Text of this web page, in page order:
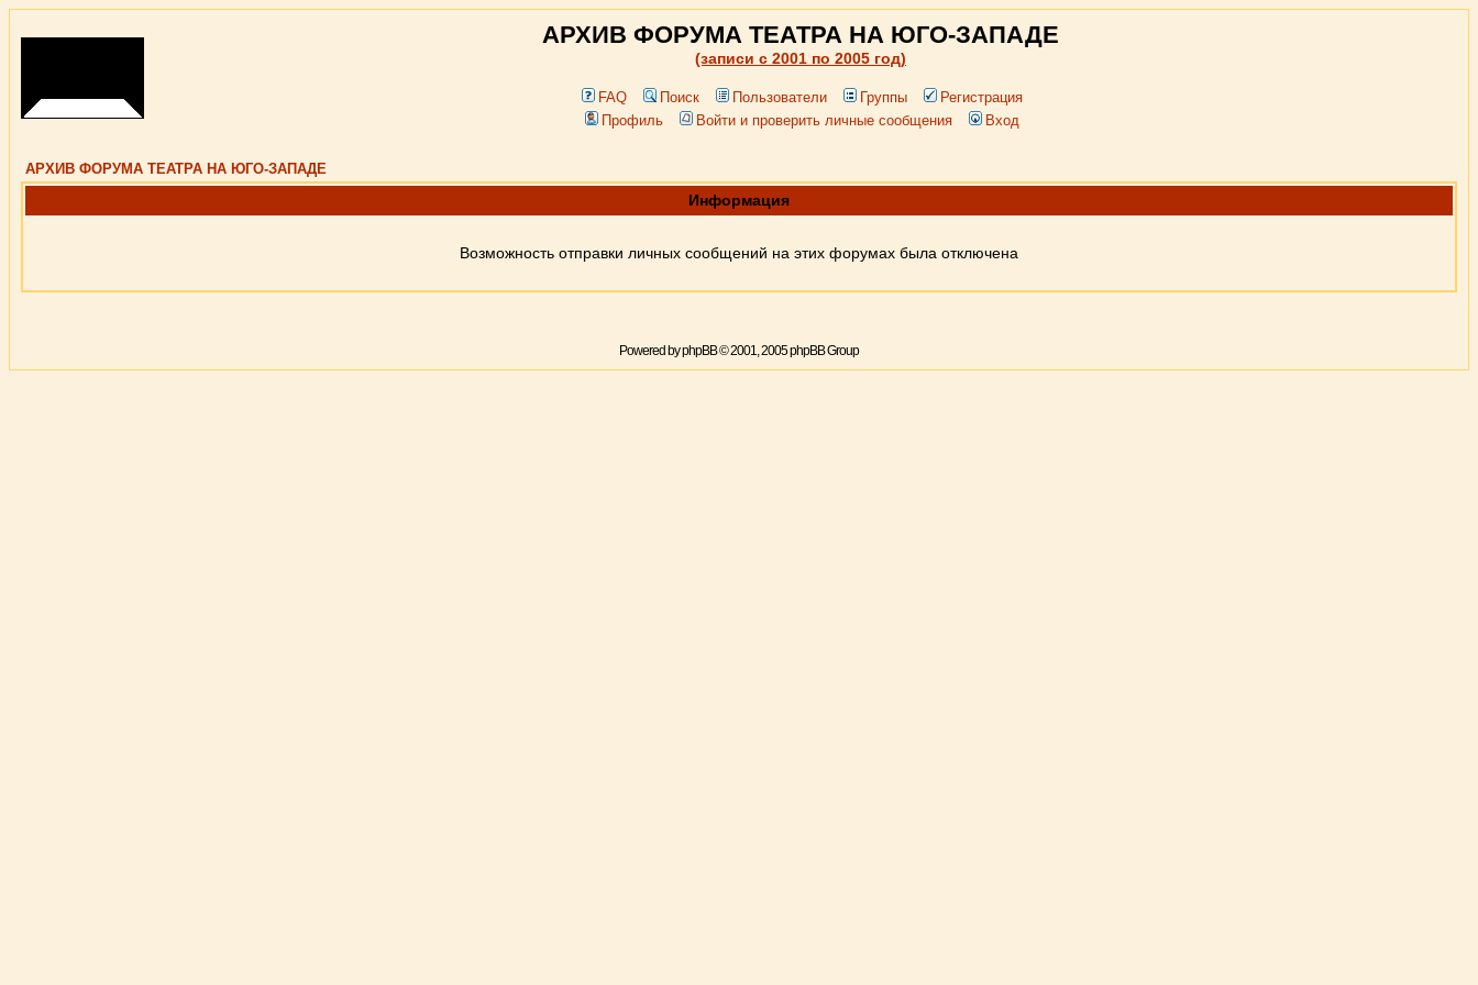
АРХИВ ФОРУМА ТЕАТРА НА ЮГО-ЗАПАДЕ
(записи c 2001 по 2005 год)
FAQ Поиск Пользователи Группы
Регистрация
Профиль
Войти и проверить личные сообщения Вход
АРХИВ ФОРУМА ТЕАТРА НА ЮГО-ЗАПАДЕ
Информация
Возможность отправки личных сообщений на этих форумах была отключена
Powered byphpBB© 2001, 2005 phpBB Group